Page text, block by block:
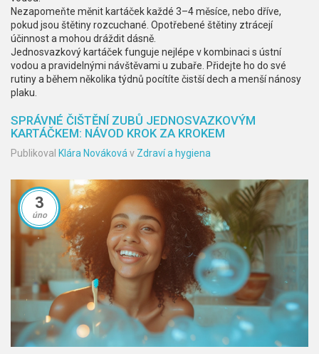
Nezapomeňte měnit kartáček každé 3–4 měsíce, nebo dříve,
pokud jsou štětiny rozcuchané. Opotřebené štětiny ztrácejí
účinnost a mohou dráždit dásně.
Jednosvazkový kartáček funguje nejlépe v kombinaci s ústní
vodou a pravidelnými návštěvami u zubaře. Přidejte ho do své
rutiny a během několika týdnů pocítíte čistší dech a menší nánosy
plaku.
SPRÁVNÉ ČIŠTĚNÍ ZUBŮ JEDNOSVAZKOVÝM
KARTÁČKEM: NÁVOD KROK ZA KROKEM
Publikoval Klára Nováková v Zdraví a hygiena
3
úno